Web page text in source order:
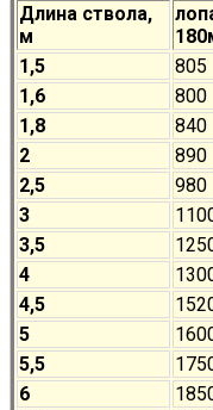
Длина ствола,
м
1,5
805
1,6
800
1,8
840
2
890
2,5
980
3
3,5
4
4,5
5
5,5
6